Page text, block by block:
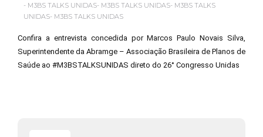
- M3BS TALKS UNIDAS- M3BS TALKS UNIDAS- M3BS TALKS
UNIDAS- M3BS TALKS UNIDAS
Confira a entrevista concedida por Marcos Paulo Novais Silva,
Superintendente da Abramge – Associação Brasileira de Planos de
Saúde ao #M3BSTALKSUNIDAS direto do 26° Congresso Unidas